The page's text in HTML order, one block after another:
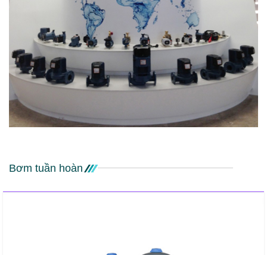
Bơm tuần hoàn